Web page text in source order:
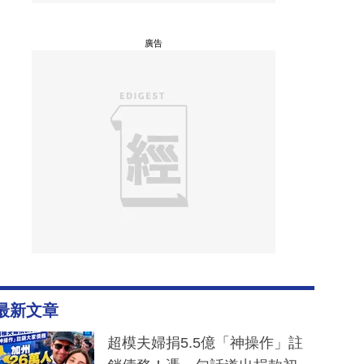
廣告
新文章
超模夫婦捐5.5億「神操作」註